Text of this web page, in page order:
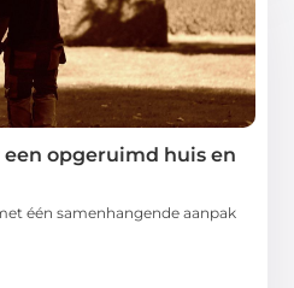
opgeruimd huis en
één samenhangende aanpak